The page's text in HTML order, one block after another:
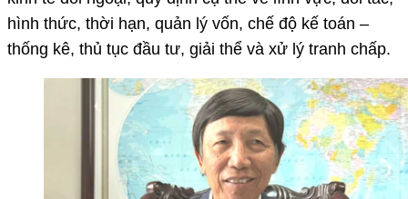
hình thức, thời hạn, quản lý vốn, chế độ kế toán –
thống kê, thủ tục đầu tư, giải thể và xử lý tranh chấp.